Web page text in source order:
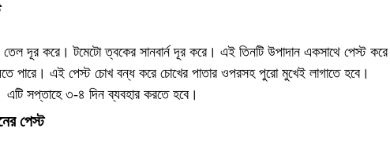
দূর করে। টমেটো ত্বকের সানবার্ন দূর করে। এই তিনটি উপাদান একসাথে পেস্ট করে
পারে। এই পেস্ট চোখ বন্ধ করে চোখের পাতার ওপরসহ পুরো মুখেই লাগাতে হবে।
এটি সপ্তাহে ৩-৪ দিন ব্যবহার করতে হবে।
পেস্ট